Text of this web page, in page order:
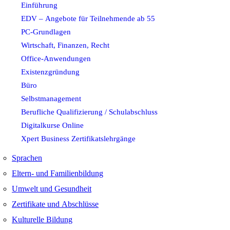
Einführung
EDV – Angebote für Teilnehmende ab 55
PC-Grundlagen
Wirtschaft, Finanzen, Recht
Office-Anwendungen
Existenzgründung
Büro
Selbstmanagement
Berufliche Qualifizierung / Schulabschluss
Digitalkurse Online
Xpert Business Zertifikatslehrgänge
Sprachen
Eltern- und Familienbildung
Umwelt und Gesundheit
Zertifikate und Abschlüsse
Kulturelle Bildung